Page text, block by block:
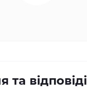
та відповіді